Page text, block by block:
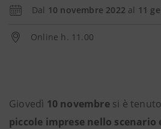
Dal 10 novembre 2022 al 11
Online h. 11.00
Giovedì 10 novembresi è
piccole imprese nello scenario